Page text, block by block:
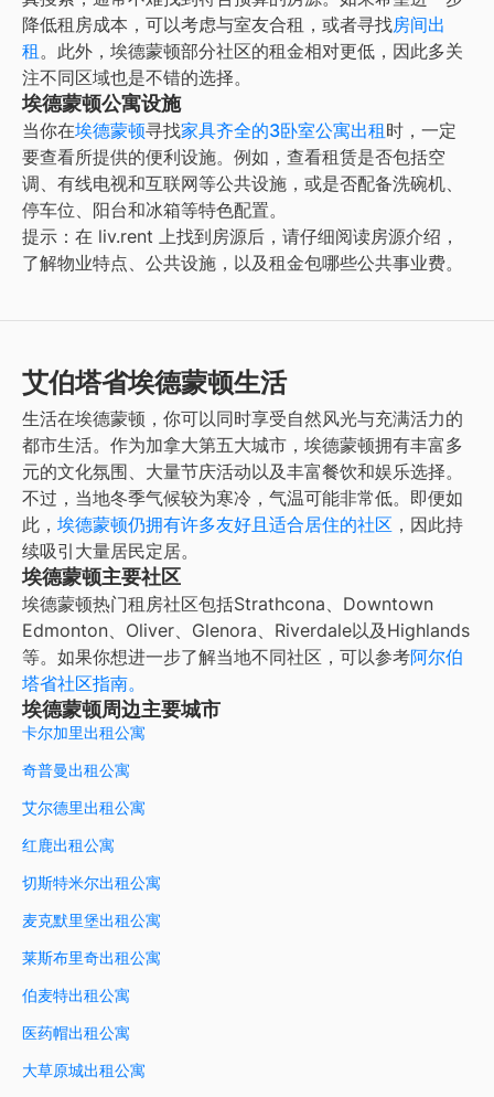
降低租房成本，可以考虑与室友合租，或者寻找房间出
租。此外，埃德蒙顿部分社区的租金相对更低，因此多关
注不同区域也是不错的选择。
埃德蒙顿公寓设施
当你在埃德蒙顿寻找家具齐全的3卧室公寓出租时，一定
要查看所提供的便利设施。例如，查看租赁是否包括空
调、有线电视和互联网等公共设施，或是否配备洗碗机、
停车位、阳台和冰箱等特色配置。
提示：在 liv.rent 上找到房源后，请仔细阅读房源介绍，
了解物业特点、公共设施，以及租金包哪些公共事业费。
艾伯塔省埃德蒙顿生活
生活在埃德蒙顿，你可以同时享受自然风光与充满活力的
都市生活。作为加拿大第五大城市，埃德蒙顿拥有丰富多
元的文化氛围、大量节庆活动以及丰富餐饮和娱乐选择。
不过，当地冬季气候较为寒冷，气温可能非常低。即便如
此， 埃德蒙顿仍拥有许多友好且适合居住的社区 ，因此持
续吸引大量居民定居。
埃德蒙顿主要社区
埃德蒙顿热门租房社区包括Strathcona、Downtown
Edmonton、Oliver、Glenora、Riverdale以及Highlands
等。如果你想进一步了解当地不同社区，可以参考阿尔伯
塔省社区指南。
埃德蒙顿周边主要城市
卡尔加里出租公寓
奇普曼出租公寓
艾尔德里出租公寓
红鹿出租公寓
切斯特米尔出租公寓
麦克默里堡出租公寓
莱斯布里奇出租公寓
伯麦特出租公寓
医药帽出租公寓
大草原城出租公寓